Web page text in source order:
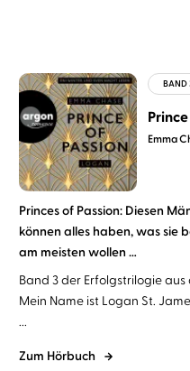
Emma
Princes of Passion: Diesen
können alles haben, was sie
am meisten wollen …
Band 3 der Erfolgstrilogie aus
Mein Name ist Logan St.
...
Zum Hörbuch